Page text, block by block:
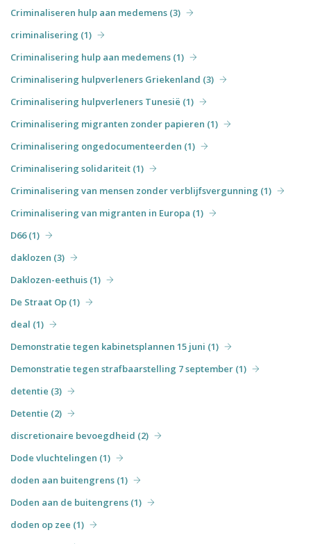
Criminaliseren hulp aan medemens (3)
criminalisering (1)
Criminalisering hulp aan medemens (1)
Criminalisering hulpverleners Griekenland (3)
Criminalisering hulpverleners Tunesië (1)
Criminalisering migranten zonder papieren (1)
Criminalisering ongedocumenteerden (1)
Criminalisering solidariteit (1)
Criminalisering van mensen zonder verblijfsvergunning (1)
Criminalisering van migranten in Europa (1)
D66 (1)
daklozen (3)
Daklozen-eethuis (1)
De Straat Op (1)
deal (1)
Demonstratie tegen kabinetsplannen 15 juni (1)
Demonstratie tegen strafbaarstelling 7 september (1)
detentie (3)
Detentie (2)
discretionaire bevoegdheid (2)
Dode vluchtelingen (1)
doden aan buitengrens (1)
Doden aan de buitengrens (1)
doden op zee (1)